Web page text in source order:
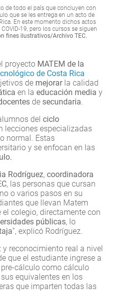
de todo el país que concluyen con
que se les entrega en un acto de
En este momento dichos actos
19, pero los cursos se siguen
fines ilustrativos/Archivo TEC.
proyecto MATEM de la
de Costa Rica
de mejorarla calidad
en la educación media y
de secundaria.
del ciclo
lecciones especializadas
normal. Estas
y se enfocan en las
Rodríguez, coordinadora
, las personas que cursan
o varios pasos en su
que llevan Matem
el colegio, directamente con
públicas, lo
”, explicó Rodríguez.
reconocimiento real a nivel
que el estudiante ingrese a
cálculo como cálculo
equivalentes en los
que imparten todas las